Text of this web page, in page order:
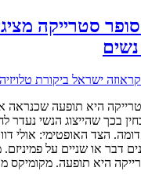
סטרייקה
היא תופעה שכנראה
בכך שהייצוג הנשי נעדר
הצד האופטימי: אולי
דבר או שניים על
היא תופעה. מקומיקס